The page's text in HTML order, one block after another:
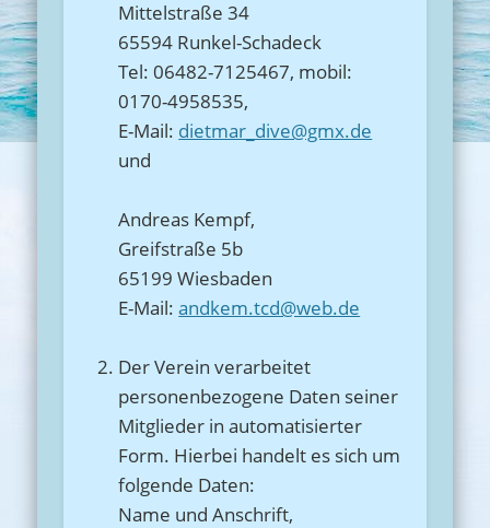
Mittelstraße 34
65594 Runkel-Schadeck
Tel: 06482-7125467, mobil:
0170-4958535,
E-Mail: dietmar_dive@gmx.de
und
Andreas Kempf,
Greifstraße 5b
65199 Wiesbaden
E-Mail:andkem.tcd@web.de
Der Verein verarbeitet
personenbezogene Daten seiner
Mitglieder in automatisierter
Form. Hierbei handelt es sich um
folgende Daten:
Name und Anschrift,